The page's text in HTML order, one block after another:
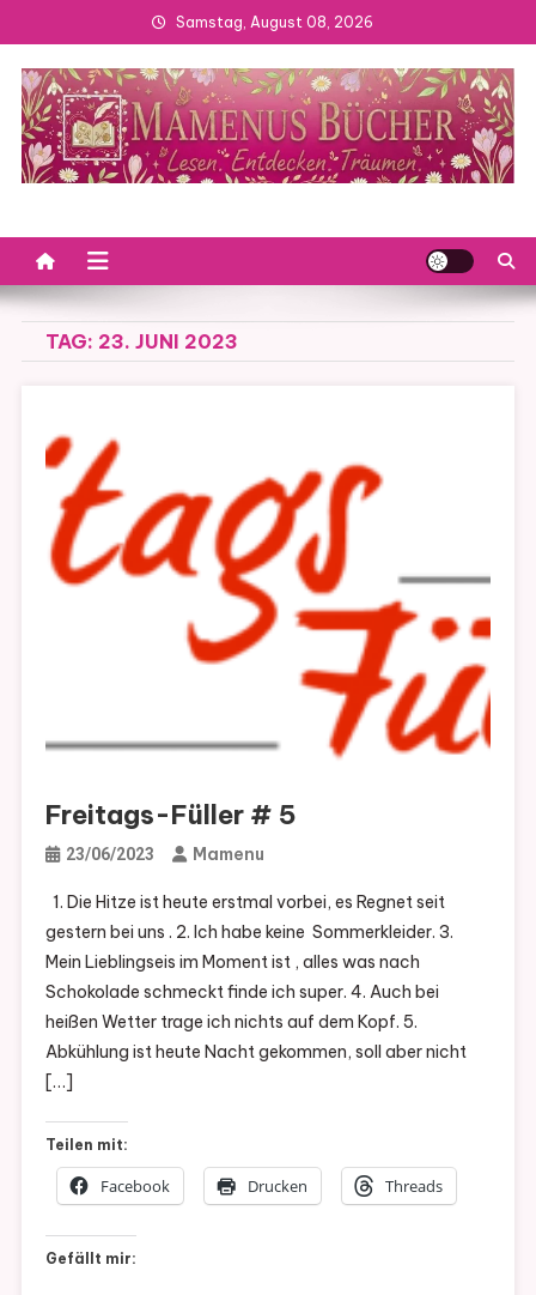
to
content
Samstag, August 08, 2026
TAG: 23. JUNI 2023
Freitags-Füller # 5
23/06/2023 Mamenu
1. Die Hitze ist heute erstmal vorbei, es Regnet seit
gestern bei uns . 2. Ich habe keine Sommerkleider. 3.
Mein Lieblingseis im Moment ist , alles was nach
Schokolade schmeckt finde ich super. 4. Auch bei
heißen Wetter trage ich nichts auf dem Kopf. 5.
Abkühlung ist heute Nacht gekommen, soll aber nicht
[…]
Teilen mit:
Facebook Drucken Threads
Gefällt mir: